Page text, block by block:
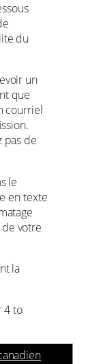
du
un
que
courriel
pas de
le
en texte
votre
la
4 to